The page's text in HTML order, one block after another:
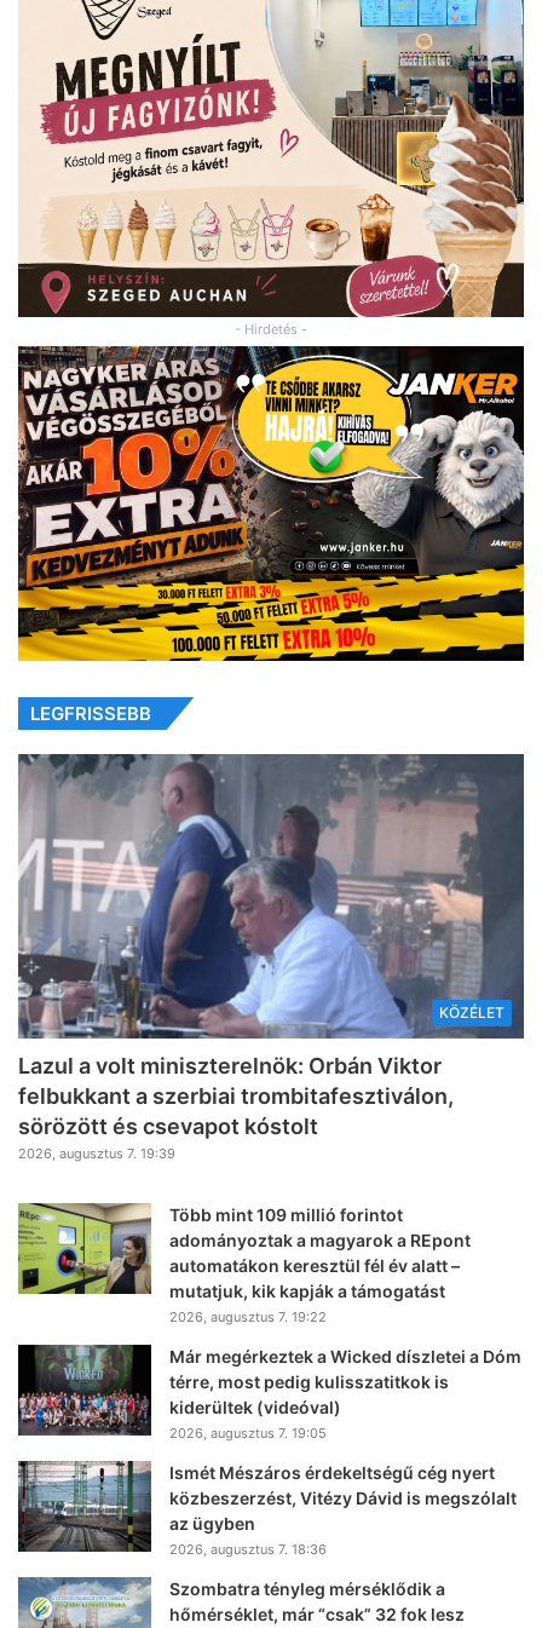
- Hirdetés -
LEGFRISSEBB
KÖZÉLET
Lazul a volt miniszterelnök: Orbán Viktor
felbukkant a szerbiai trombitafesztiválon,
sörözött és csevapot kóstolt
2026, augusztus 7. 19:39
Több mint 109 millió forintot
adományoztak a magyarok a REpont
automatákon keresztül fél év alatt –
mutatjuk, kik kapják a támogatást
2026, augusztus 7. 19:22
Már megérkeztek a Wicked díszletei a Dóm
térre, most pedig kulisszatitkok is
kiderültek (videóval)
2026, augusztus 7. 19:05
Ismét Mészáros érdekeltségű cég nyert
közbeszerzést, Vitézy Dávid is megszólalt
az ügyben
2026, augusztus 7. 18:36
Szombatra tényleg mérséklődik a
hőmérséklet, már “csak” 32 fok lesz